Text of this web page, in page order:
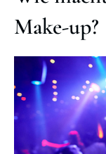
Make-up?